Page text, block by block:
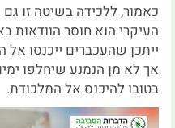
כאמור, ללכידה בשיטה זו
העיקרי הוא חוסר הוודאות
ייתכן שהעכברים ייכנסו
אך לא מן הנמנע שיחלפו
בטובו להיכנס אל המלכודת.